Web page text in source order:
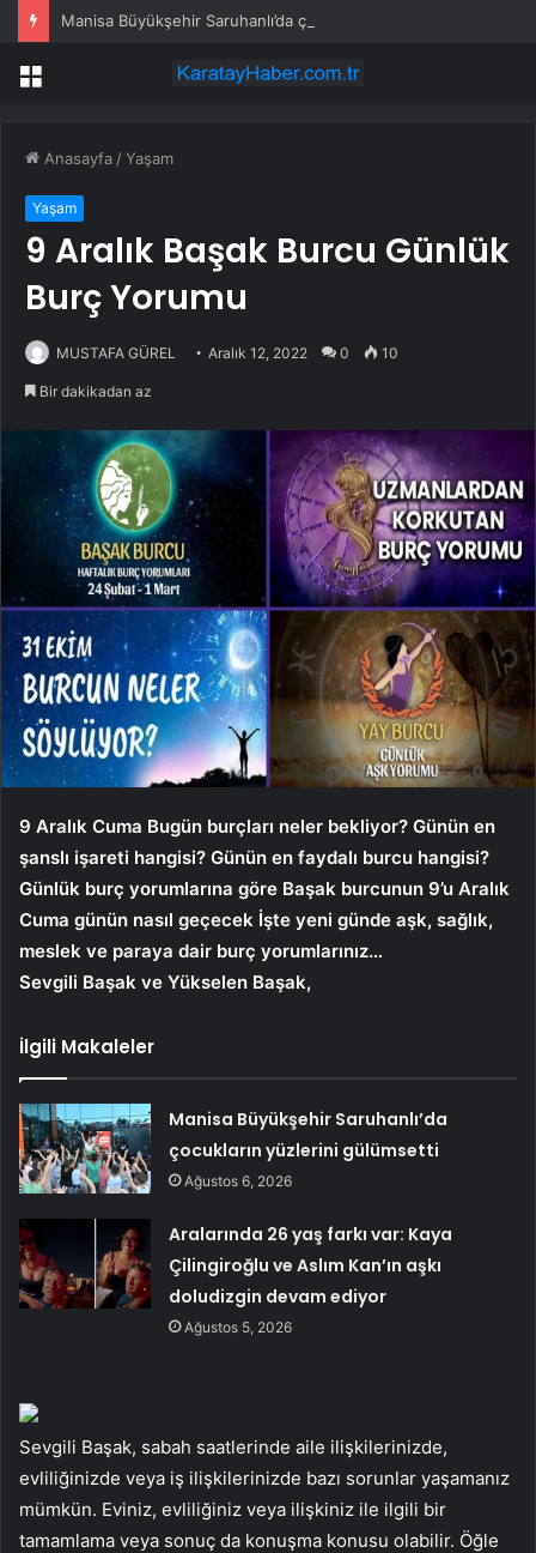
Menü
Anasayfa /Yaşam
Yaşam
9 Aralık Başak Burcu Günlük
Burç Yorumu
MUSTAFA GÜREL Aralık 12, 2022 0 10
Bir dakikadan az
9 Aralık Cuma Bugün burçları neler bekliyor? Günün en
şanslı işareti hangisi? Günün en faydalı burcu hangisi?
Günlük burç yorumlarına göre Başak burcunun 9’u Aralık
Cuma günün nasıl geçecek İşte yeni günde aşk, sağlık,
meslek ve paraya dair burç yorumlarınız…
Sevgili Başak ve Yükselen Başak,
İlgili Makaleler
Manisa Büyükşehir Saruhanlı’da
çocukların yüzlerini gülümsetti
Ağustos 6, 2026
Aralarında 26 yaş farkı var: Kaya
Çilingiroğlu ve Aslım Kan’ın aşkı
doludizgin devam ediyor
Ağustos 5, 2026
Sevgili Başak, sabah saatlerinde aile ilişkilerinizde,
evliliğinizde veya iş ilişkilerinizde bazı sorunlar yaşamanız
mümkün. Eviniz, evliliğiniz veya ilişkiniz ile ilgili bir
tamamlama veya sonuç da konuşma konusu olabilir. Öğle